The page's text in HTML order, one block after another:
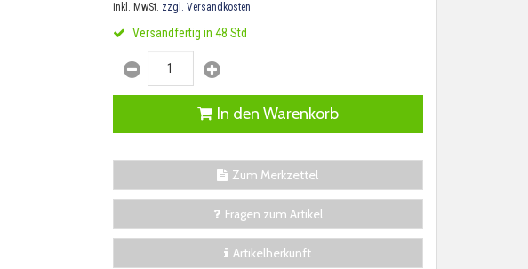
inkl. MwSt. zzgl. Versandkosten
Versandfertig in 48 Std
In den Warenkorb
Zum Merkzettel
Fragen zum Artikel
Artikelherkunft